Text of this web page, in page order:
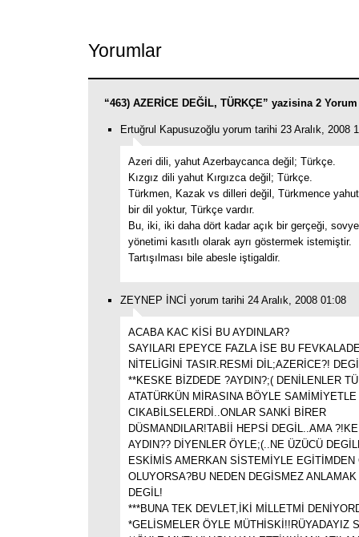
Yorumlar
“463) AZERİCE DEĞİL, TÜRKÇE” yazisina 2
Ertuğrul Kapusuzoğlu yorum tarihi 23 Aralık, 2008
Azeri dili, yahut Azerbaycanca değil; Türkçe.
Kızgız dili yahut Kırgızca değil; Türkçe.
Türkmen, Kazak vs dilleri değil, Türkmence
bir dil yoktur, Türkçe vardır.
Bu, iki, iki daha dört kadar açık bir gerçeği,
yönetimi kasıtlı olarak ayrı göstermek istemiştir.
Tartışılması bile abesle iştigaldir.
ZEYNEP İNCİ yorum tarihi 24 Aralık, 2008 01:08
ACABA KAC KİSİ BU AYDINLAR?
SAYILARI EPEYCE FAZLA İSE BU
NİTELİGİNİ TASIR.RESMİ DİL;AZERİCE?!
**KESKE BİZDEDE ?AYDIN?;( DENİLENLER
ATATÜRKÜN MİRASINA BÖYLE
CIKABİLSELERDİ..ONLAR SANKİ BİRER
DÜSMANDILAR!TABİİ HEPSİ DEGİL..AMA
AYDIN?? DİYENLER ÖYLE;(..NE ÜZÜCÜ
ESKİMİS AMERKAN SİSTEMİYLE EGİTİMDEN
OLUYORSA?BU NEDEN DEGİSMEZ
DEGİL!
***BUNA TEK DEVLET,İKİ MİLLETMİ
*GELİSMELER ÖYLE MÜTHİSKİ!!RÜYADAYIZ